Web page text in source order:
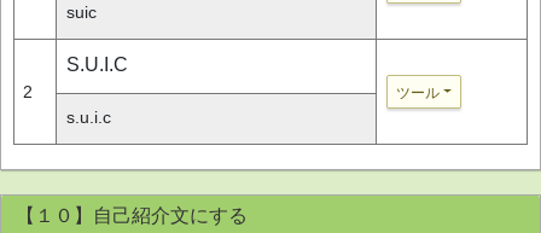
suic
2
S.U.I.C
ツール
s.u.i.c
【１０】自己紹介文にする